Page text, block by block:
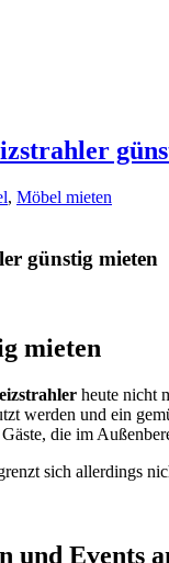
, Möbel mieten
günstig mieten
mieten
heute nicht
werden und ein
die im
sich allerdings
Events